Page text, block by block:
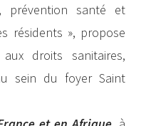
prévention santé et
résidents », propose
aux droits sanitaires,
sein du foyer Saint